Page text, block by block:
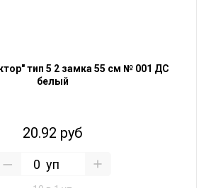
тип 5 2 замка 55 см № 001 ДС
белый
20.92 руб
уп